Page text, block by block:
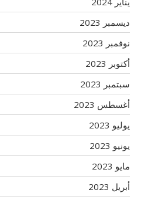
ديسمبر 2023
نوفمبر 2023
أكتوبر 2023
سبتمبر 2023
أغسطس 2023
يوليو 2023
يونيو 2023
مايو 2023
أبريل 2023